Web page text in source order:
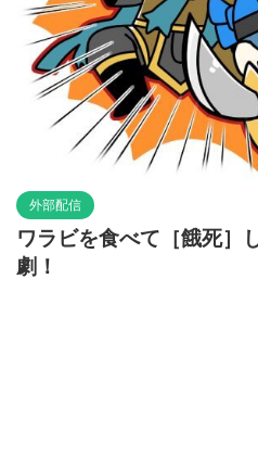
外部配信
ワラビを食べて［餓死］
劇！